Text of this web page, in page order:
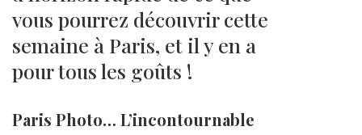
vous pourrez découvrir cette
semaine à Paris, et il y en a
pour tous les goûts !
Paris Photo… L’incontournable